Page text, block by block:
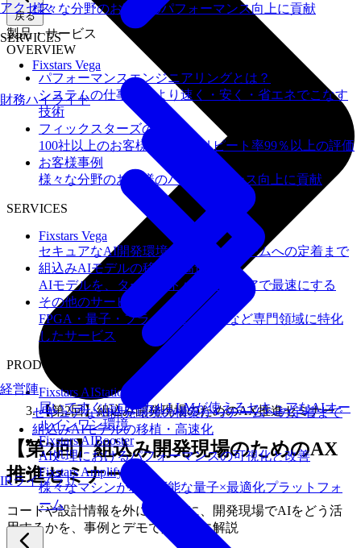
戻る
製品・サービス
OVERVIEW
パフォーマンスエンジニアリングとは？
システムの仕事を、より速く・安く・省エネでこなす
技術
フィックスターズの​強み
100社以上のお客様を支援しリピート率99％以上の評価
お客様事例
様々な分野のお客様のパフォーマンス向上に貢献
SERVICES
Fixstars Vega
セキュアなAI開発環境の構築からチームへの定着まで
組込みAIモデルの移植・高速化
AIモデルを、ターゲットハードウェアで最速にする
その他のサービス
FPGA・量子・フラッシュメモリなど専門領域に特化
したサービス
PRODUCTS
Fixstars AIStation
届いてすぐにローカルLLMが使えるセキュアなAIオー
ルインワン環境
Fixstars AIBooster
AI処理におけるパフォーマンスの可視化と改善
Fixstars Amplify
様々なマシンが利用可能な量子×最適化プラットフォ
ーム
アクセス
経営陣
様々な分野のお客様のパフォーマンス向上に貢献
SERVICES
Fixstars Vega
セキュアなAI開発環境の構築からチームへの定着まで
組込みAIモデルの移植・高速化
財務ハイライト
IRライブラリ
【第2回】組込み開発現場のためのAX推進セミナー
【第2回】組込み開発現場のためのAX
推進セミナー
コードや設計情報を外に出さずに、開発現場でAIをどう活
用するかを、事例とデモで具体的に解説